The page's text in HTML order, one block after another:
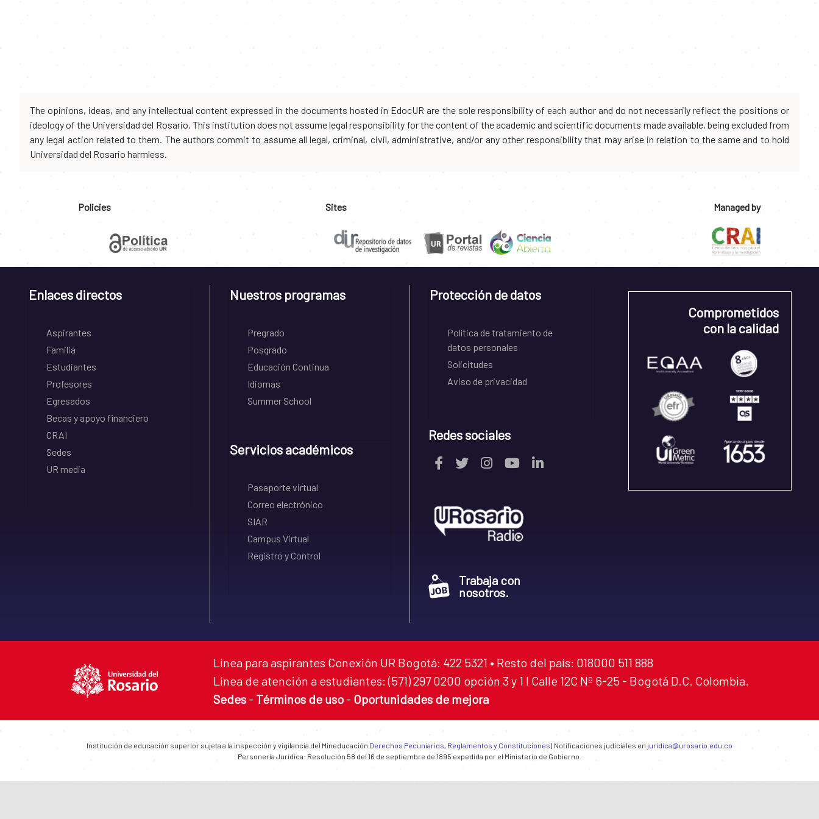
The opinions, ideas, and any intellectual content expressed in the documents hosted in EdocUR are the sole responsibility of each author and do not necessarily reflect the positions or
ideology of the Universidad del Rosario. This institution does not assume legal responsibility for the content of the academic and scientific documents made available, being excluded from
any legal action related to them. The authors commit to assume all legal, criminal, civil, administrative, and/or any other responsibility that may arise in relation to the same and to hold
Universidad del Rosario harmless.
Policies Sites Managed by
Enlaces directos
Aspirantes
Familia
Estudiantes
Profesores
Egresados
Becas y apoyo financiero
CRAI
Sedes
UR media
Nuestros programas
Pregrado
Posgrado
Educación Continua
Idiomas
Summer School
Servicios académicos
Pasaporte virtual
Correo electrónico
SIAR
Campus Virtual
Registro y Control
Protección de datos
Política de tratamiento de
datos personales
Solicitudes
Aviso de privacidad
Redes sociales
Trabaja con
nosotros.
Comprometidos
con la calidad
Línea para aspirantes Conexión UR Bogotá: 422 5321 • Resto del país: 018000 511 888
Línea de atención a estudiantes: (571) 297 0200 opción 3 y 1 I Calle 12C Nº 6-25 - Bogotá D.C. Colombia.
Sedes - Términos de uso - Oportunidades de mejora
Institución de educación superior sujeta a la inspección y vigilancia del Mineducación Derechos Pecuniarios, Reglamentos y Constituciones | Notificaciones judiciales en juridica@urosario.edu.co
Personería Jurídica: Resolución 58 del 16 de septiembre de 1895 expedida por el Ministerio de Gobierno.